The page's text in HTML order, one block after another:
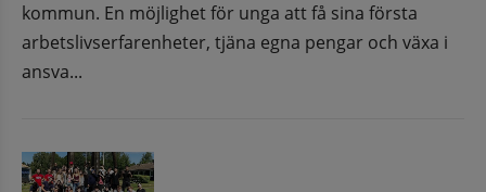
kommun. En möjlighet för unga att få sina första
arbetslivserfarenheter, tjäna egna pengar och växa i
ansva...